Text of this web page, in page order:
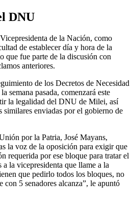
de la Nación, como
de establecer día y hora de la
anteriores.
de los Decretos de Necesidad
semana pasada, comenzará este
similares enviadas por el gobierno de
por la Patria, José Mayans,
la voz de la oposición para exigir que
la vicepresidenta que llame a la
que pedirlo todos los bloques, no
con 5 senadores alcanza”, le apuntó
por la Patria, la vicepresidenta y
reunión preparatoria de la Cámara